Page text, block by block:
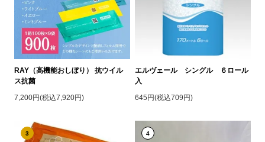
RAY（高機能おしぼり） 抗ウイル
ス抗菌
7,200円(税込7,920円)
エルヴェール シングル ６ロール
入
645円(税込709円)
3 4